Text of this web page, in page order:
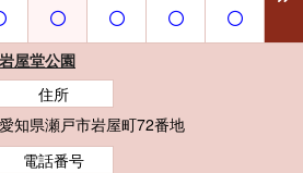
屋堂公園
住所
愛知県瀬戸市岩屋町72番地
電話番号